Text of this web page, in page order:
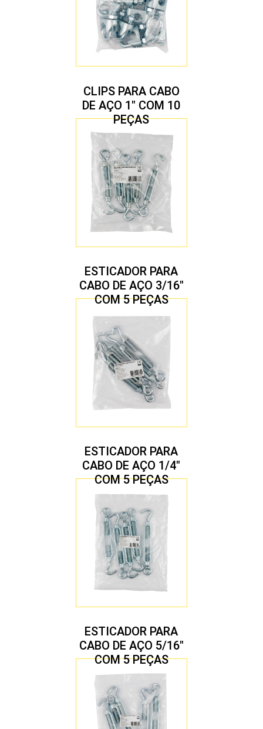
CLIPS PARA CABO
DE AÇO 1″ COM 10
PEÇAS
ESTICADOR PARA
CABO DE AÇO 3/16″
COM 5 PEÇAS
ESTICADOR PARA
CABO DE AÇO 1/4″
COM 5 PEÇAS
ESTICADOR PARA
CABO DE AÇO 5/16″
COM 5 PEÇAS